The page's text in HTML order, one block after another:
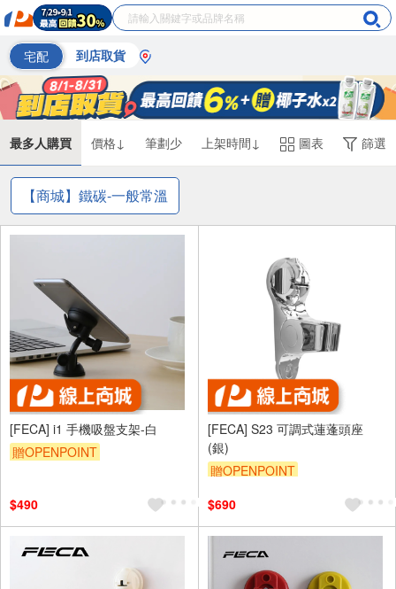
宅配 到店取貨
最多人購買 價格↓ 筆劃少 上架時間↓ 圖表 篩選
【商城】鐵碳-一般常溫
[FECA] i1 手機吸盤支架-白
贈OPENPOINT
$490
[FECA] S23 可調式蓮蓬頭座
(銀)
贈OPENPOINT
$690